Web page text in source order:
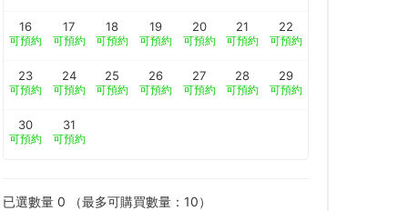
16
可預約
17
可預約
18
可預約
19
可預約
20
可預約
21
可預約
22
可預約
23
可預約
24
可預約
25
可預約
26
可預約
27
可預約
28
可預約
29
可預約
30
可預約
31
可預約
已選數量 0 （最多可購買數量： 10）